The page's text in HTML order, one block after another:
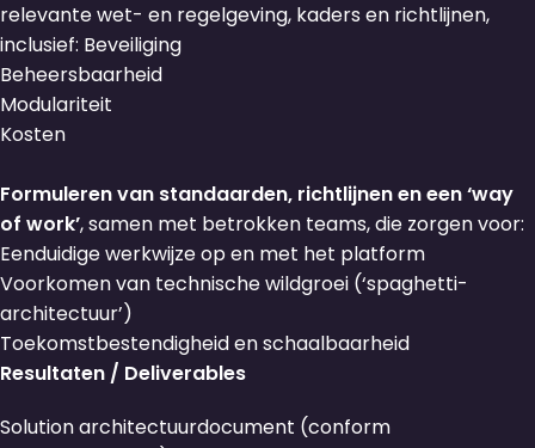
relevante wet- en regelgeving, kaders en richtlijnen,
inclusief: Beveiliging
Beheersbaarheid
Modulariteit
Kosten
Formuleren van standaarden, richtlijnen en een ‘way
of work’, samen met betrokken teams, die zorgen voor:
Eenduidige werkwijze op en met het platform
Voorkomen van technische wildgroei (‘spaghetti-
architectuur’)
Toekomstbestendigheid en schaalbaarheid
Resultaten / Deliverables
Solution architectuurdocument (conform